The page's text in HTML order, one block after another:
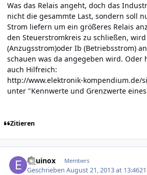
Was das Relais angeht, doch das
nicht die gesammte Last, sondern soll
Strom liefern um ein größeres Relais
den Steuerstromkreis zu schließen,
(Anzugsstrom)oder Ib (Betriebsstrom)
schauen was da angegeben wird. Oder
auch Hilfreich:
http://www.elektronik-kompendium.de/
unter "Kennwerte und Grenzwerte
Zitieren
Equinox Members
GeschriebenAugust 21, 2013 at 13:46